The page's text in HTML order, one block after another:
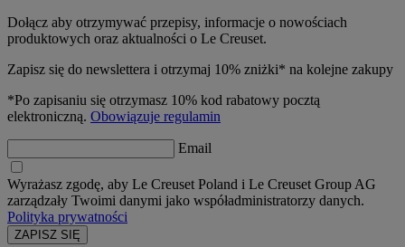
Dołącz aby otrzymywać przepisy, informacje o nowościach
produktowych oraz aktualności o Le Creuset.
Zapisz się do newslettera i otrzymaj 10% zniżki* na kolejne zakupy
*Po zapisaniu się otrzymasz 10% kod rabatowy pocztą
elektroniczną. Obowiązuje regulamin
Email
Wyrażasz zgodę, aby Le Creuset Poland i Le Creuset Group AG
zarządzały Twoimi danymi jako współadministratorzy danych.
Polityka prywatności